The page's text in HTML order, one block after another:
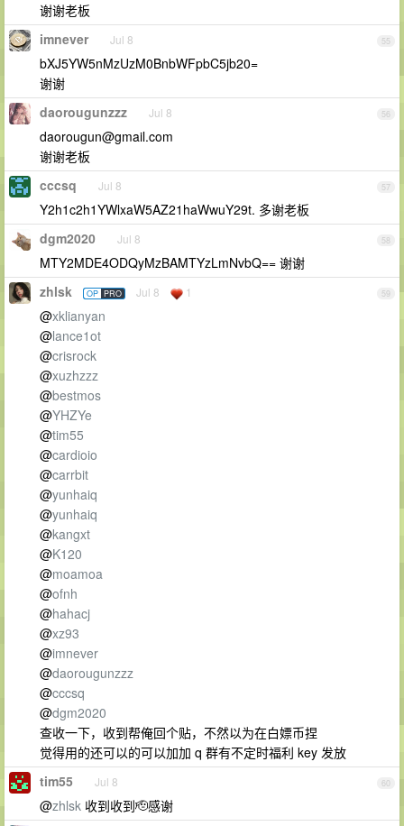
谢谢老板
55
imnever Jul 8
bXJ5YW5nMzUzM0BnbWFpbC5jb20=
谢谢
56
daorougunzzz Jul 8
daorougun@gmail.com
谢谢老板
57
cccsq Jul 8
Y2h1c2h1YWlxaW5AZ21haWwuY29t. 多谢老板
58
dgm2020 Jul 8
MTY2MDE4ODQyMzBAMTYzLmNvbQ== 谢谢
59
zhlsk OP PRO Jul 8 1
@xklianyan
@lance1ot
@crisrock
@xuzhzzz
@bestmos
@YHZYe
@tim55
@cardioio
@carrbit
@yunhaiq
@yunhaiq
@kangxt
@K120
@moamoa
@ofnh
@hahacj
@xz93
@imnever
@daorougunzzz
@cccsq
@dgm2020
查收一下，收到帮俺回个贴，不然以为在白嫖币捏
觉得用的还可以的可以加加 q 群有不定时福利 key 发放
60
tim55 Jul 8
@zhlsk 收到收到🫡感谢